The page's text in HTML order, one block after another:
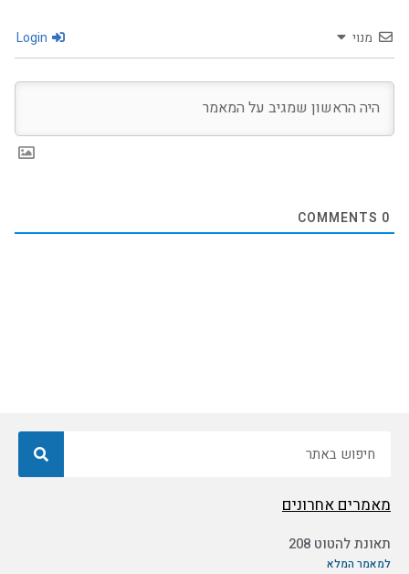
מנוי
0
מאמרים אחרונים
תאונת להטוט 208
למאמר המלא